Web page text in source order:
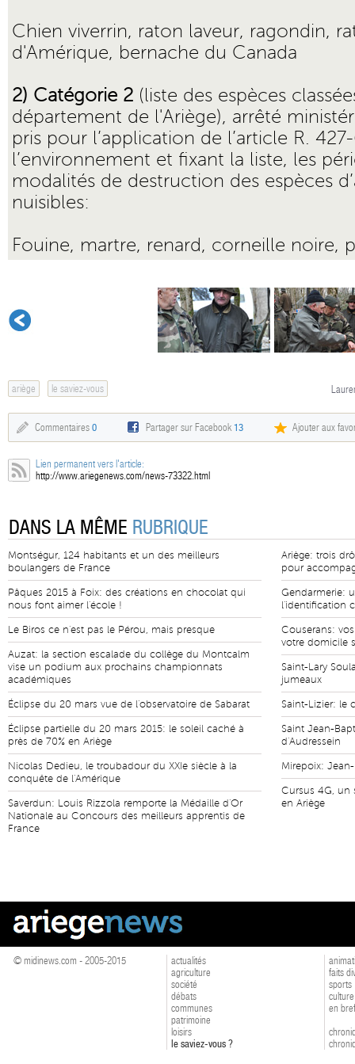
Chien viverrin, raton laveur, ragondin,
d'Amérique, bernache du Canada
2) Catégorie 2 (liste des espèces
département de l'Ariège), arrêté
pris pour l’application de l’article R.
l’environnement et fixant la liste, les
modalités de destruction des espèces
nuisibles:
Fouine, martre, renard, corneille noire,
ariège le saviez-vous
Commentaires 0 Partager sur Facebook13 Ajouter aux
Lien permanent vers l'article:
http://www.ariegenews.com/news-73322.html
DANS LA MÊME RUBRIQUE
Montségur, 124 habitants et un des meilleurs
boulangers de France
Pâques 2015 à Foix: des créations en chocolat qui
nous font aimer l'école !
Le Biros ce n'est pas le Pérou, mais presque
Auzat: la section escalade du collège du Montcalm
vise un podium aux prochains championnats
académiques
Éclipse du 20 mars vue de l'observatoire de Sabarat
Éclipse partielle du 20 mars 2015: le soleil caché à
près de 70% en Ariège
Nicolas Dedieu, le troubadour du XXIe siècle à la
conquête de l'Amérique
Saverdun: Louis Rizzola remporte la Médaille d'Or
Nationale au Concours des meilleurs apprentis de
France
Ariège: trois
pour
Gendarmerie:
l'identification
Couserans:
votre domicile
Saint-Lary
jumeaux
Saint-Lizier: le
Saint Jean-
d'Audressein
Mirepoix:
Cursus 4G, un
en Ariège
© midinews.com - 2005-2015
actualités
agriculture
société
débats
communes
patrimoine
loisirs
le saviez-vous ?
faits
sports
culture
en bref